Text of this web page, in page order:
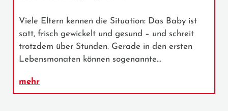
Viele Eltern kennen die Situation: Das Baby ist
satt, frisch gewickelt und gesund – und schreit
trotzdem über Stunden. Gerade in den ersten
Lebensmonaten können sogenannte…
mehr